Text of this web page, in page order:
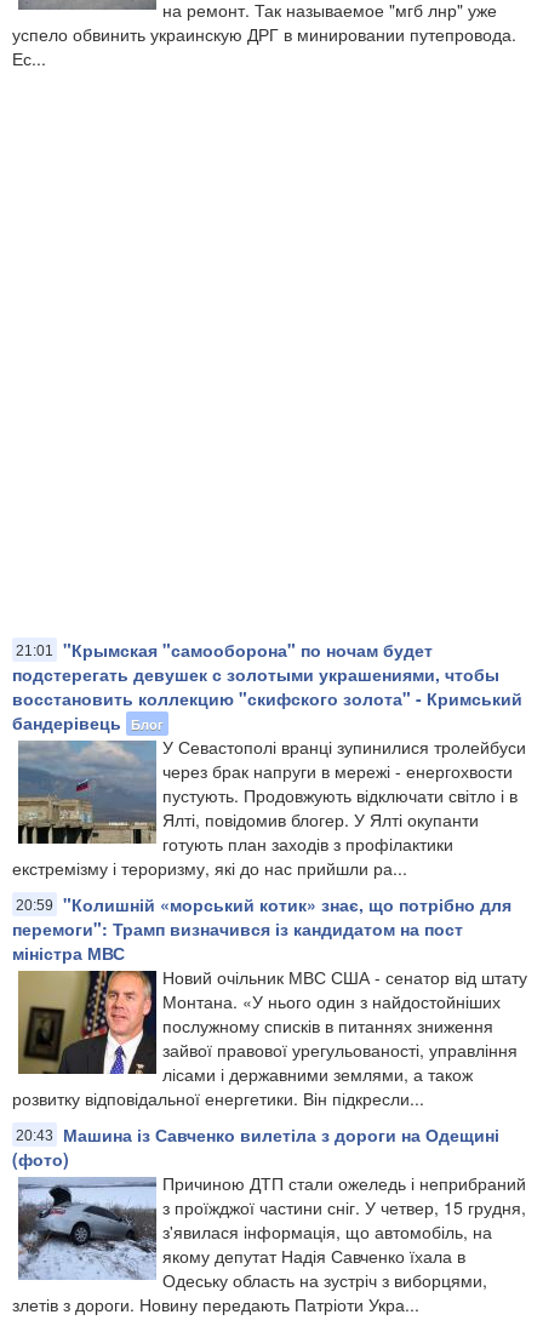
на ремонт. Так называемое "мгб лнр" уже
успело обвинить украинскую ДРГ в минировании путепровода.
Ес...
21:01
"Крымская "самооборона" по ночам будет
подстерегать девушек с золотыми украшениями, чтобы
восстановить коллекцию "скифского золота" - Кримський
бандерівець
Блог
У Севастополі вранці зупинилися тролейбуси
через брак напруги в мережі - енергохвости
пустують. Продовжують відключати світло і в
Ялті, повідомив блогер. У Ялті окупанти
готують план заходів з профілактики
екстремізму і тероризму, які до нас прийшли ра...
20:59
"Колишній «морський котик» знає, що потрібно для
перемоги": Трамп визначився із кандидатом на пост
міністра МВС
Новий очільник МВС США - сенатор від штату
Монтана. «У нього один з найдостойніших
послужному списків в питаннях зниження
зайвої правової урегульованості, управління
лісами і державними землями, а також
розвитку відповідальної енергетики. Він підкресли...
20:43
Машина із Савченко вилетіла з дороги на Одещині
(фото)
Причиною ДТП стали ожеледь і неприбраний
з проїжджої частини сніг. У четвер, 15 грудня,
з'явилася інформація, що автомобіль, на
якому депутат Надія Савченко їхала в
Одеську область на зустріч з виборцями,
злетів з дороги. Новину передають Патріоти Укра...